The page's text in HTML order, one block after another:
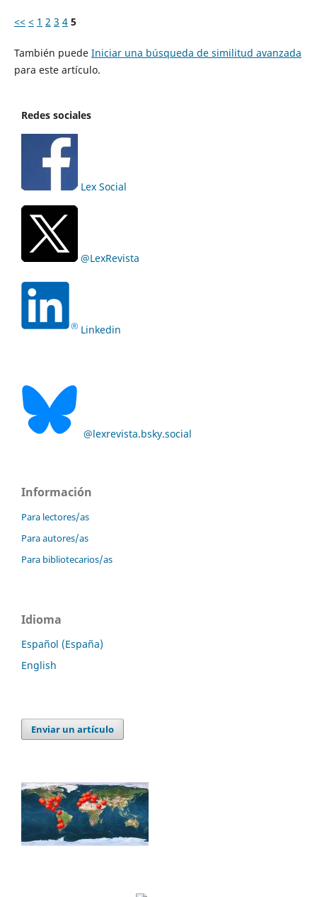
<< < 1 2 3 4 5
También puede Iniciar una búsqueda de similitud avanzada
para este artículo.
Redes sociales
Lex Social
@LexRevista
Linkedin
@lexrevista.bsky.social
Información
Para lectores/as
Para autores/as
Para bibliotecarios/as
Idioma
Español (España)
English
Enviar un artículo